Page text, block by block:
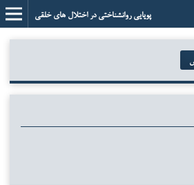
پویایی روانشناختی در اختلال های خلقی